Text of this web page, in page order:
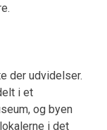
der udvidelser.
i et
og byen
i det